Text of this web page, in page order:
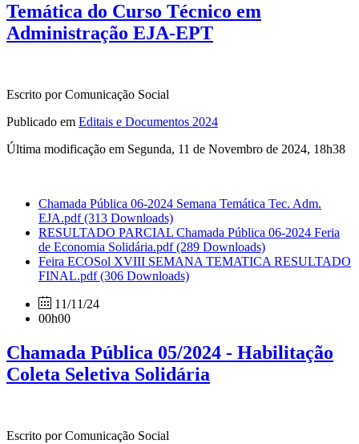
Temática do Curso Técnico em
Administração EJA-EPT
Escrito por Comunicação Social
Publicado em Editais e Documentos 2024
Última modificação em Segunda, 11 de Novembro de 2024, 18h38
Chamada Pública 06-2024 Semana Temática Tec. Adm.
EJA.pdf(313 Downloads)
RESULTADO PARCIAL Chamada Pública 06-2024 Feria
de Economia Solidária.pdf(289 Downloads)
Feira ECOSol XVIII SEMANA TEMATICA RESULTADO
FINAL.pdf(306 Downloads)
11/11/24
00h00
Chamada Pública 05/2024 - Habilitação
Coleta Seletiva Solidária
Escrito por Comunicação Social